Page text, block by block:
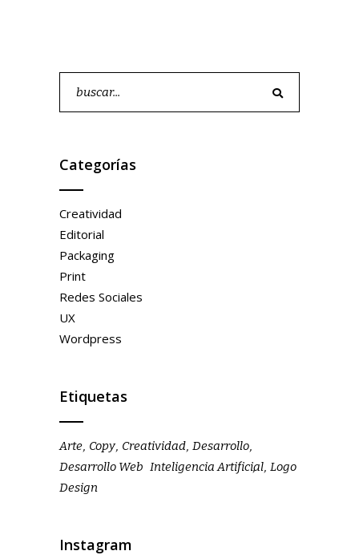
por:
Categorías
Creatividad
Editorial
Packaging
Print
Redes Sociales
UX
Wordpress
Etiquetas
Arte Copy Creatividad Desarrollo
Desarrollo Web Inteligencia Artificial Logo
Design
Instagram